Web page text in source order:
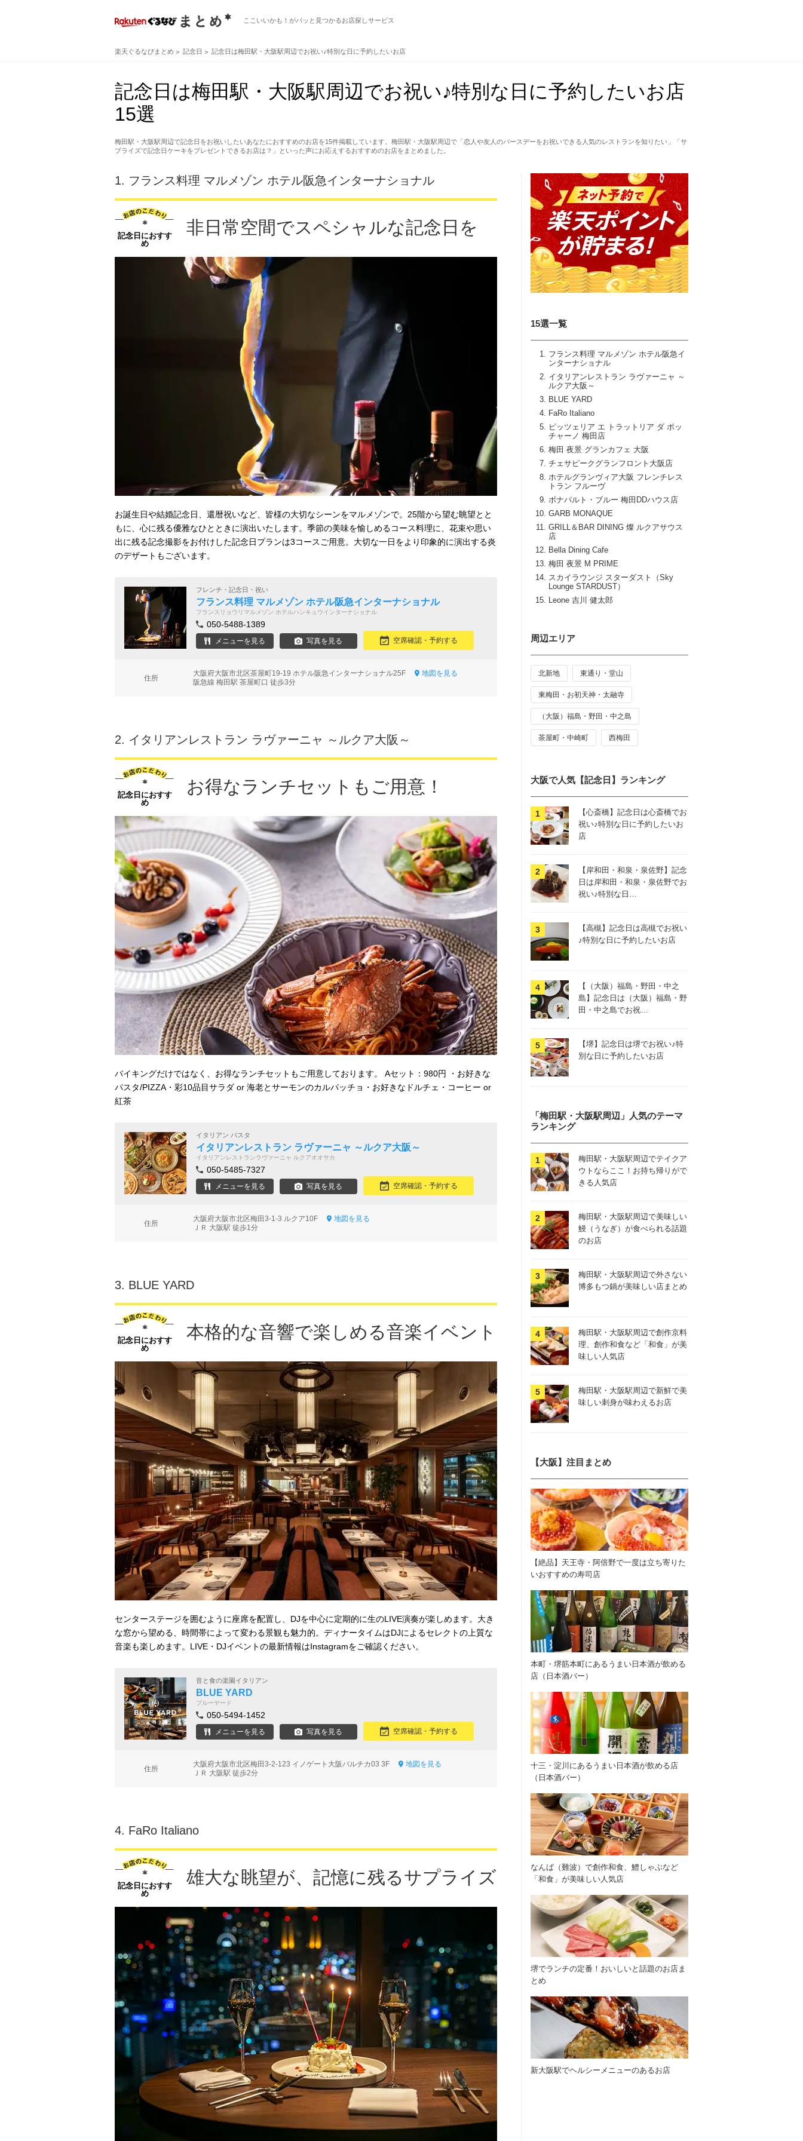
ここいいかも！がパッと見つかるお店探しサービス
楽天ぐるなびまとめ 記念日 記念日は梅田駅・大阪駅周辺でお祝い♪特別な日に予約したいお店
記念日は梅田駅・大阪駅周辺でお祝い♪特別な日に予約したいお店
15選
梅田駅・大阪駅周辺で記念日をお祝いしたいあなたにおすすめのお店を15件掲載しています。梅田駅・大阪駅周辺で「恋人や友人のバースデーをお祝いできる人気のレストランを知りたい」「サ
プライズで記念日ケーキをプレゼントできるお店は？」といった声にお応えするおすすめのお店をまとめました。
15選一覧
フランス料理 マルメゾン ホテル阪急イ
ンターナショナル
イタリアンレストラン ラヴァーニャ ～
ルクア大阪～
BLUE YARD
FaRo Italiano
ピッツェリア エ トラットリア ダ ボッ
チャーノ 梅田店
梅田 夜景 グランカフェ 大阪
チェサピークグランフロント大阪店
ホテルグランヴィア大阪 フレンチレス
トラン フルーヴ
ボナパルト・ブルー 梅田DDハウス店
GARB MONAQUE
GRILL＆BAR DINING 燦 ルクアサウス
店
Bella Dining Cafe
梅田 夜景 M PRIME
スカイラウンジ スターダスト（Sky
Lounge STARDUST）
Leone 吉川 健太郎
1. フランス料理 マルメゾン ホテル阪急インターナショナル
記念日におすす
め
非日常空間でスペシャルな記念日を
お誕生日や結婚記念日、還暦祝いなど、皆様の大切なシーンをマルメゾンで。25階から望む眺望とと
もに、心に残る優雅なひとときに演出いたします。季節の美味を愉しめるコース料理に、花束や思い
出に残る記念撮影をお付けした記念日プランは3コースご用意。大切な一日をより印象的に演出する炎
のデザートもございます。
フレンチ・記念日・祝い
フランス料理 マルメゾン ホテル阪急インターナショナル
フランスリョウリマルメゾン ホテルハンキュウインターナショナル
050-5488-1389
メニューを見る 写真を見る 空席確認・予約する
住所
大阪府大阪市北区茶屋町19-19 ホテル阪急インターナショナル25F
地図を見る
阪急線 梅田駅 茶屋町口 徒歩3分
2. イタリアンレストラン ラヴァーニャ ～ルクア大阪～
記念日におすす
め
お得なランチセットもご用意！
バイキングだけではなく、お得なランチセットもご用意しております。 Aセット：980円 ・お好きな
パスタ/PIZZA・彩10品目サラダ or 海老とサーモンのカルパッチョ・お好きなドルチェ・コーヒー or
紅茶
イタリアン パスタ
イタリアンレストラン ラヴァーニャ ～ルクア大阪～
イタリアンレストランラヴァーニャ ルクアオオサカ
050-5485-7327
メニューを見る 写真を見る 空席確認・予約する
住所
大阪府大阪市北区梅田3-1-3 ルクア10F
地図を見る
ＪＲ 大阪駅 徒歩1分
3. BLUE YARD
記念日におすす
め
本格的な音響で楽しめる音楽イベント
センターステージを囲むように座席を配置し、DJを中心に定期的に生のLIVE演奏が楽しめます。大き
な窓から望める、時間帯によって変わる景観も魅力的。ディナータイムはDJによるセレクトの上質な
音楽も楽しめます。LIVE・DJイベントの最新情報はInstagramをご確認ください。
音と食の楽園イタリアン
BLUE YARD
ブルーヤード
050-5494-1452
メニューを見る 写真を見る 空席確認・予約する
住所
大阪府大阪市北区梅田3-2-123 イノゲート大阪バルチカ03 3F
地図を見る
ＪＲ 大阪駅 徒歩2分
4. FaRo Italiano
記念日におすす
め
雄大な眺望が、記憶に残るサプライズ
周辺エリア
北新地 東通り・堂山
東梅田・お初天神・太融寺
（大阪）福島・野田・中之島
茶屋町・中崎町 西梅田
大阪で人気【記念日】ランキング
【心斎橋】記念日は心斎橋でお
祝い♪特別な日に予約したいお
店
【岸和田・和泉・泉佐野】記念
日は岸和田・和泉・泉佐野でお
祝い♪特別な日…
【高槻】記念日は高槻でお祝い
♪特別な日に予約したいお店
【（大阪）福島・野田・中之
島】記念日は（大阪）福島・野
田・中之島でお祝…
【堺】記念日は堺でお祝い♪特
別な日に予約したいお店
「梅田駅・大阪駅周辺」人気のテーマ
ランキング
梅田駅・大阪駅周辺でテイクア
ウトならここ！お持ち帰りがで
きる人気店
梅田駅・大阪駅周辺で美味しい
鰻（うなぎ）が食べられる話題
のお店
梅田駅・大阪駅周辺で外さない
博多もつ鍋が美味しい店まとめ
梅田駅・大阪駅周辺で創作京料
理、創作和食など「和食」が美
味しい人気店
梅田駅・大阪駅周辺で新鮮で美
味しい刺身が味わえるお店
【大阪】注目まとめ
【絶品】天王寺・阿倍野で一度は立ち寄りた
いおすすめの寿司店
本町・堺筋本町にあるうまい日本酒が飲める
店（日本酒バー）
十三・淀川にあるうまい日本酒が飲める店
（日本酒バー）
なんば（難波）で創作和食、鱧しゃぶなど
「和食」が美味しい人気店
堺でランチの定番！おいしいと話題のお店ま
とめ
新大阪駅でヘルシーメニューのあるお店